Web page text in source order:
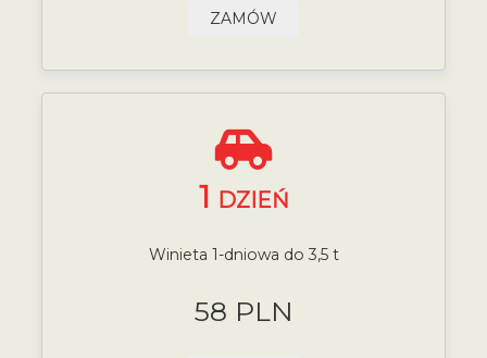
ZAMÓW
1 DZIEŃ
Winieta 1-dniowa do 3,5 t
58 PLN